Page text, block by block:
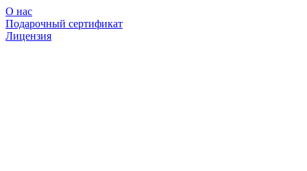
О нас
Подарочный сертификат
Лицензия